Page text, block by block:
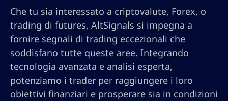
Che tu sia interessato a criptovalute, Forex, o
trading di futures, AltSignals si impegna a
fornire segnali di trading eccezionali che
soddisfano tutte queste aree. Integrando
tecnologia avanzata e analisi esperta,
potenziamo i trader per raggiungere i loro
obiettivi finanziari e prosperare sia in condizioni